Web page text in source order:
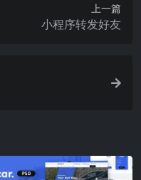
上一篇
小程序转发好友